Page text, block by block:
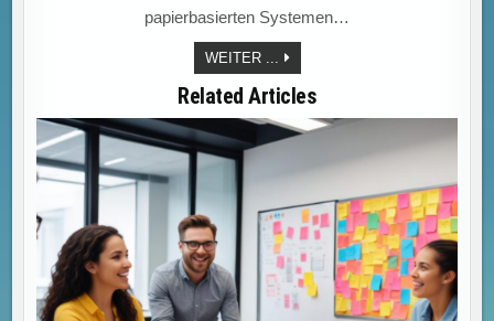
papierbasierten Systemen…
WEITER ... „COMPLIANCE
NEU
GESTALTEN:
DIGITALE
LÖSUNGEN
FÜR
DIE
HERAUSFORDERUNGEN
VON
Related Articles